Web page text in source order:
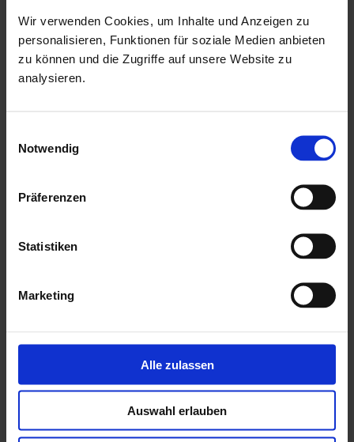
Wir verwenden Cookies, um Inhalte und Anzeigen zu
personalisieren, Funktionen für soziale Medien anbieten
zu können und die Zugriffe auf unsere Website zu
analysieren.
Notwendig
Präferenzen
Statistiken
Marketing
Alle zulassen
Auswahl erlauben
Witterungseinflüssen und holzzersetzenden Pilzen bereits
geschützt. Die praktische und vormontierte Tür sorgt mit
ihren großzügigen Abmessungen und dem
Gartenhaus und sichert den Inhalt nebenbei effektiv vor
unbefugtem Zugriff. Die Verglasung der Lichtausschnitte